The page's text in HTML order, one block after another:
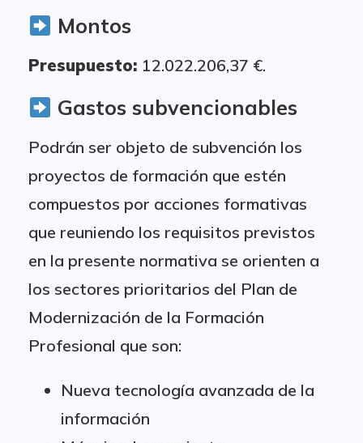
Montos
Presupuesto: 12.022.206,37 €.
Gastos subvencionables
Podrán ser objeto de subvención los
proyectos de formación que estén
compuestos por acciones formativas
que reuniendo los requisitos previstos
en la presente normativa se orienten a
los sectores prioritarios del Plan de
Modernización de la Formación
Profesional que son:
Nueva tecnología avanzada de la
información